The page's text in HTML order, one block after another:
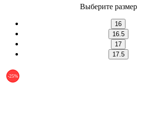
Выберите размер
16
16.5
17
17.5
-25%